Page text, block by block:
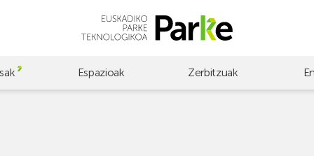
Espazioak Zerbitzuak